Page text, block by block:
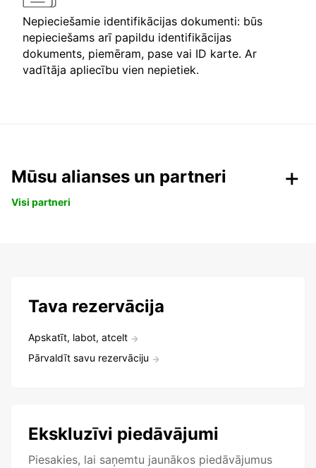
Nepieciešamie identifikācijas dokumenti: būs
nepieciešams arī papildu identifikācijas
dokuments, piemēram, pase vai ID karte. Ar
vadītāja apliecību vien nepietiek.
Mūsu alianses un partneri
Visi partneri
Tava rezervācija
Apskatīt, labot, atcelt
Pārvaldīt savu rezervāciju
Ekskluzīvi piedāvājumi
Piesakies, lai saņemtu jaunākos piedāvājumus